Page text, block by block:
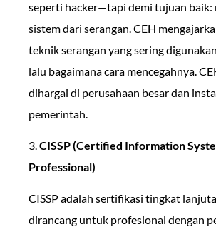
seperti hacker—tapi demi tujuan baik:
sistem dari serangan. CEH
teknik serangan yang sering
lalu bagaimana cara mencegahnya.
dihargai di perusahaan besar dan
pemerintah.
3.CISSP (Certified Information
Professional)
CISSP adalah sertifikasi tingkat
dirancang untuk profesional dengan